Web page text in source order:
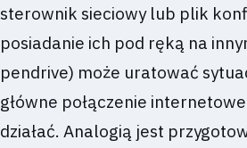
sterownik sieciowy lub plik
posiadanie ich pod ręką na
pendrive) może uratować
główne połączenie
działać. Analogią jest